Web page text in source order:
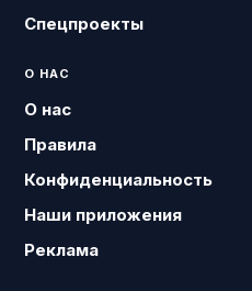
Спецпроекты
О НАС
О нас
Правила
Конфиденциальность
Наши приложения
Реклама